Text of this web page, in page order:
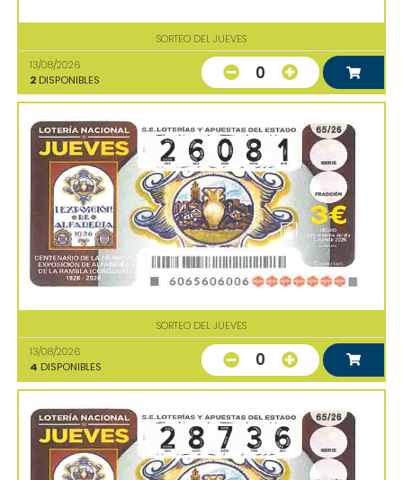
SORTEO DEL JUEVES
13/08/2026
2 DISPONIBLES 0
SORTEO DEL JUEVES
13/08/2026
4 DISPONIBLES 0